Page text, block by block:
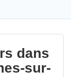
dans
sur-